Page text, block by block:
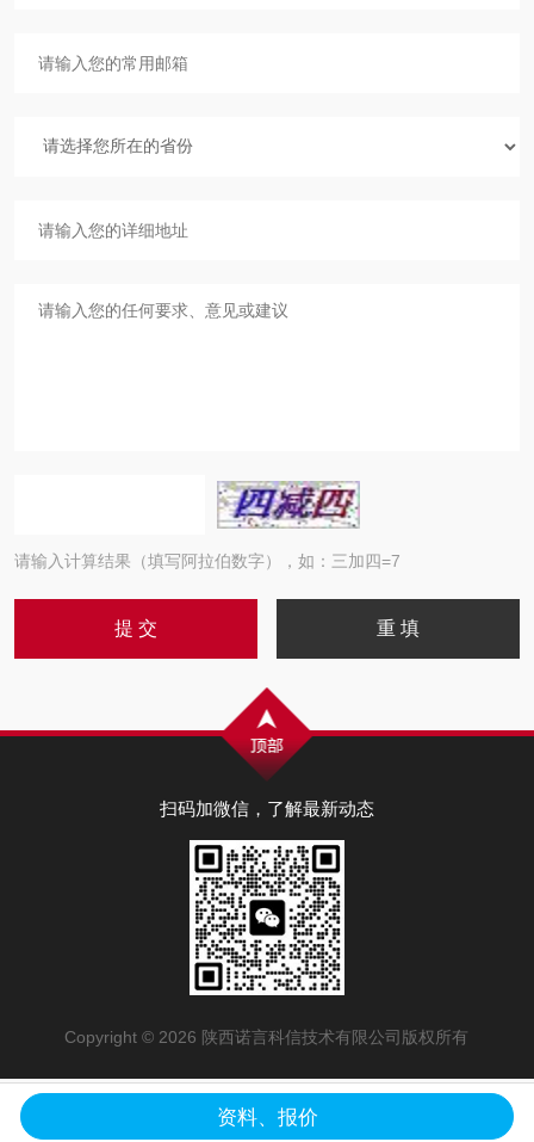
请输入计算结果（填写阿拉伯数字），如：三加四=7
扫码加微信，了解最新动态
Copyright © 2026 陕西诺言科信技术有限公司版权所有
陕公网安备61019602000707号
资料、报价